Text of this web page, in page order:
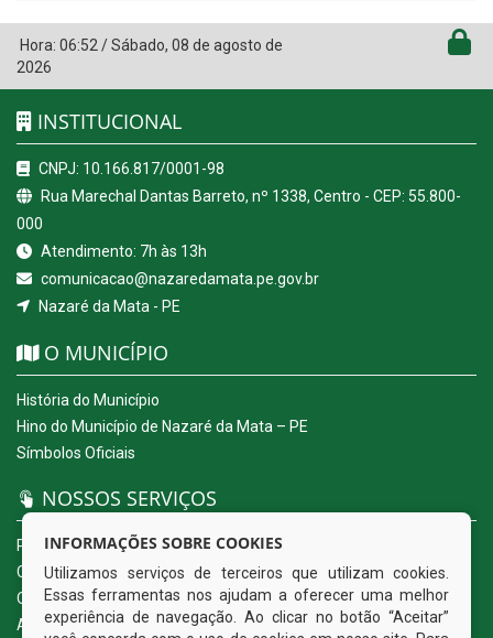
Hora: 06:52 /Sábado, 08 de agosto de
2026
INSTITUCIONAL
CNPJ: 10.166.817/0001-98
Rua Marechal Dantas Barreto, nº 1338, Centro - CEP: 55.800-
000
Atendimento: 7h às 13h
comunicacao@nazaredamata.pe.gov.br
Nazaré da Mata - PE
O MUNICÍPIO
História do Município
Hino do Município de Nazaré da Mata – PE
Símbolos Oficiais
NOSSOS SERVIÇOS
Portal da Transparência
Carta de Serviços ao Usuário
Ouvidoria Eletrônica
Acesso a Informação (eSIC)
INFORMAÇÕES SOBRE COOKIES
Utilizamos serviços de terceiros que utilizam cookies.
Essas ferramentas nos ajudam a oferecer uma melhor
experiência de navegação. Ao clicar no botão “Aceitar”